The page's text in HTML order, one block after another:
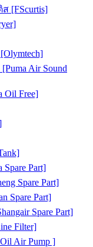
[FScurtis]
Air Sound
Free]
Part]
Spare Part]
Spare Part]
Spare Part]
Filter]
Air Pump ]